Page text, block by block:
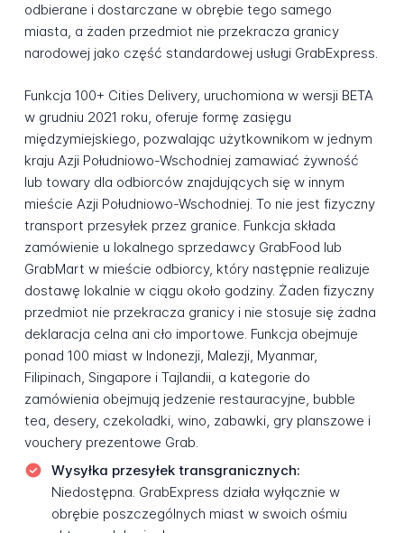
odbierane i dostarczane w obrębie tego samego
miasta, a żaden przedmiot nie przekracza granicy
narodowej jako część standardowej usługi GrabExpress.
Funkcja 100+ Cities Delivery, uruchomiona w wersji BETA
w grudniu 2021 roku, oferuje formę zasięgu
międzymiejskiego, pozwalając użytkownikom w jednym
kraju Azji Południowo-Wschodniej zamawiać żywność
lub towary dla odbiorców znajdujących się w innym
mieście Azji Południowo-Wschodniej. To nie jest fizyczny
transport przesyłek przez granice. Funkcja składa
zamówienie u lokalnego sprzedawcy GrabFood lub
GrabMart w mieście odbiorcy, który następnie realizuje
dostawę lokalnie w ciągu około godziny. Żaden fizyczny
przedmiot nie przekracza granicy i nie stosuje się żadna
deklaracja celna ani cło importowe. Funkcja obejmuje
ponad 100 miast w Indonezji, Malezji, Myanmar,
Filipinach, Singapore i Tajlandii, a kategorie do
zamówienia obejmują jedzenie restauracyjne, bubble
tea, desery, czekoladki, wino, zabawki, gry planszowe i
vouchery prezentowe Grab.
Wysyłka przesyłek transgranicznych:
Niedostępna. GrabExpress działa wyłącznie w
obrębie poszczególnych miast w swoich ośmiu